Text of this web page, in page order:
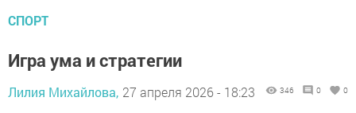
СПОРТ
Игра ума и стратегии
Лилия Михайлова, 27 апреля 2026 - 18:23 346 0 0